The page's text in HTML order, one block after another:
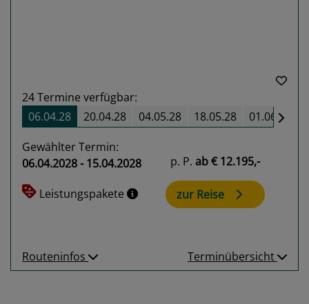
24Termine verfügbar:
06.04.28
20.04.28 04.05.28 18.05.28 01.06.28
Gewählter Termin:
06.04.2028 - 15.04.2028
Leistungspakete
p. P. ab€ 12.195,-
zur Reise
Routeninfos Terminübersicht